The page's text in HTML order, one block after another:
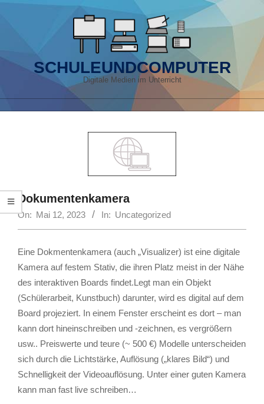
SCHULEUNDCOMPUTER
Digitale Medien im Unterricht
Dokumentenkamera
On: Mai 12, 2023 In: Uncategorized
Eine Dokmentenkamera (auch „Visualizer) ist eine digitale
Kamera auf festem Stativ, die ihren Platz meist in der Nähe
des interaktiven Boards findet.Legt man ein Objekt
(Schülerarbeit, Kunstbuch) darunter, wird es digital auf dem
Board projeziert. In einem Fenster erscheint es dort – man
kann dort hineinschreiben und -zeichnen, es vergrößern
usw.. Preiswerte und teure (~ 500 €) Modelle unterscheiden
sich durch die Lichtstärke, Auflösung („klares Bild“) und
Schnelligkeit der Videoauflösung. Unter einer guten Kamera
kann man fast live schreiben…